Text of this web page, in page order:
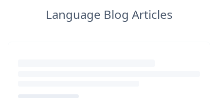
Language Blog Articles